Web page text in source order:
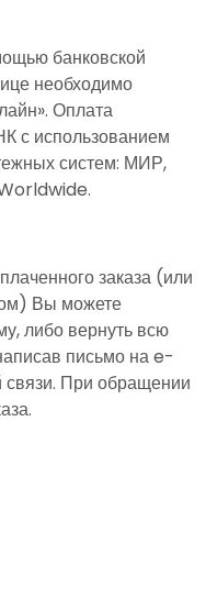
банковской
необходимо
Оплата
с использованием
систем: МИР,
заказа (или
Вы можете
либо вернуть всю
письмо на e-
При обращении